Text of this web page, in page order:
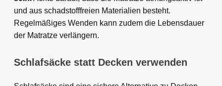
und aus schadstofffreien Materialien besteht.
Regelmäßiges Wenden kann zudem die Lebensdauer
der Matratze verlängern.
Schlafsäcke statt Decken verwenden